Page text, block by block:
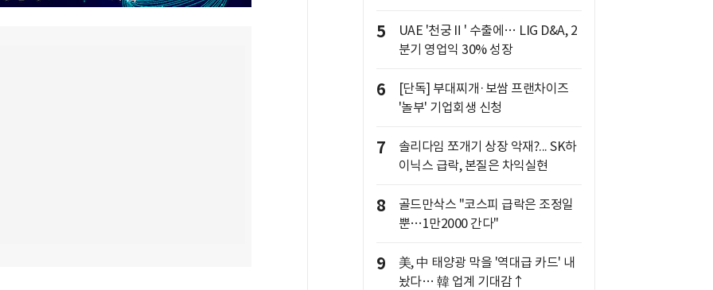
5
UAE '천궁Ⅱ' 수출에… LIG D&A, 2
분기 영업익 30% 성장
6
[단독] 부대찌개·보쌈 프랜차이즈
'놀부' 기업회생 신청
7
솔리다임 쪼개기 상장 악재?... SK하
이닉스 급락, 본질은 차익실현
8
골드만삭스 "코스피 급락은 조정일
뿐…1만2000 간다"
9
美, 中 태양광 막을 '역대급 카드' 내
놨다… 韓 업계 기대감↑